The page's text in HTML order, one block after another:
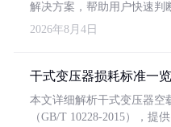
解决方案，帮助用户快速判
2026年8月4日
干式变压器损耗标准一
本文详细解析干式变压器空
（GB/T 10228-2015），提